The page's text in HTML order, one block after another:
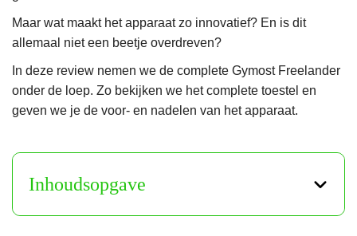
Maar wat maakt het apparaat zo innovatief? En is dit
allemaal niet een beetje overdreven?
In deze review nemen we de complete Gymost Freelander
onder de loep. Zo bekijken we het complete toestel en
geven we je de voor- en nadelen van het apparaat.
Inhoudsopgave